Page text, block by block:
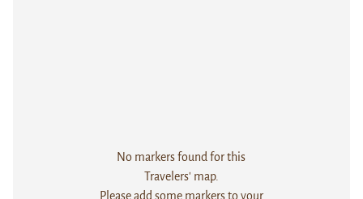
No markers found for this
Travelers' map.
Please add some markers to your